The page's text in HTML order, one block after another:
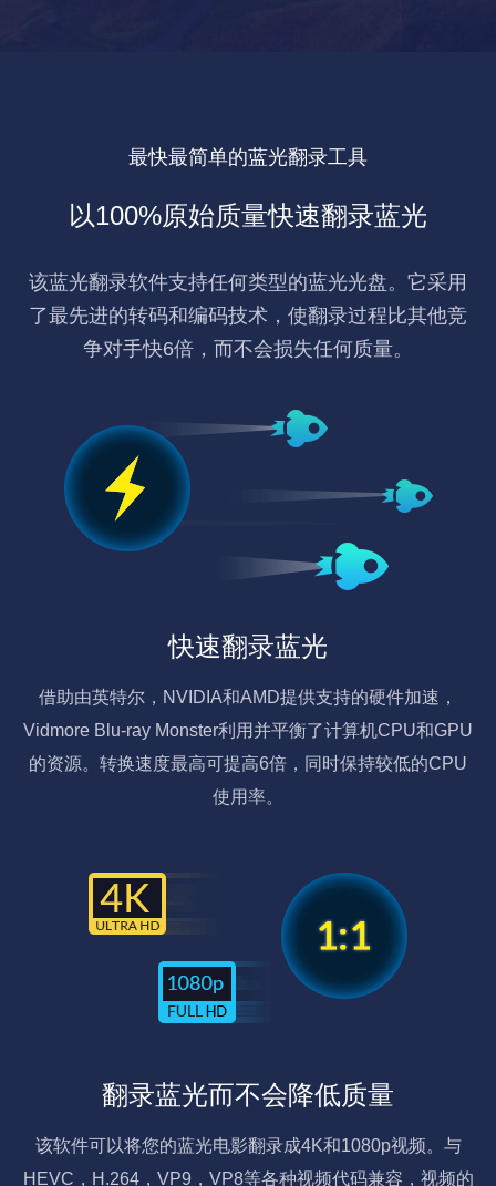
最快最简单的蓝光翻录工具
以100%原始质量快速翻录蓝光
该蓝光翻录软件支持任何类型的蓝光光盘。它采用
了最先进的转码和编码技术，使翻录过程比其他竞
争对手快6倍，而不会损失任何质量。
快速翻录蓝光
借助由英特尔，NVIDIA和AMD提供支持的硬件加速，
Vidmore Blu-ray Monster利用并平衡了计算机CPU和GPU
的资源。转换速度最高可提高6倍，同时保持较低的CPU
使用率。
翻录蓝光而不会降低质量
该软件可以将您的蓝光电影翻录成4K和1080p视频。与
HEVC，H.264，VP9，VP8等各种视频代码兼容，视频的